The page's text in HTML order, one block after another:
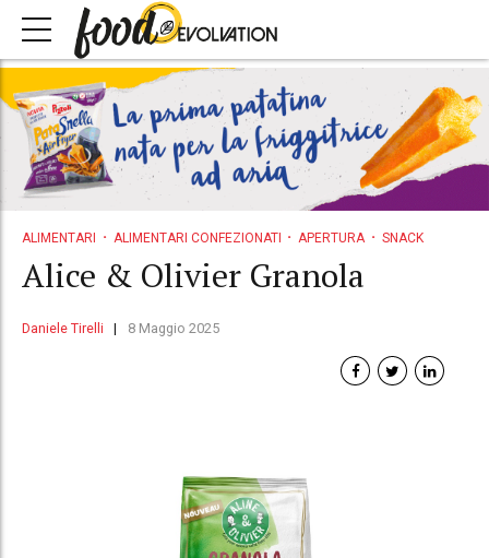
ALIMENTARI ALIMENTARI CONFEZIONATI APERTURA SNACK
Alice & Olivier Granola
Daniele Tirelli 8 Maggio 2025